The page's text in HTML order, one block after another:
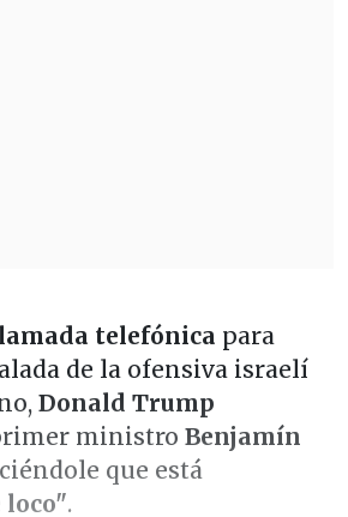
telefónica para
de la ofensiva israelí
Donald Trump
ministro Benjamín
que está
.